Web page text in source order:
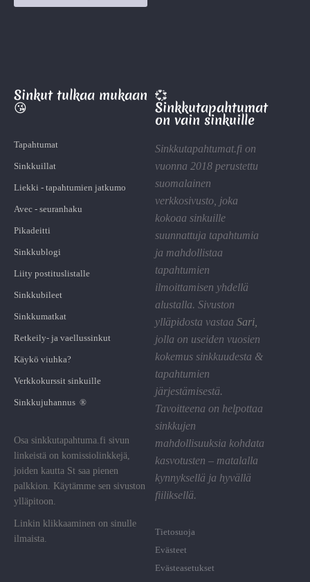
Sinkut tulkaa mukaan
😘
Tapahtumat
Sinkkuillat
Liekki - tapahtumien jatkumo
Avec - seuranhaku
Pikadeitti
Sinkkublogi
Liity postituslistalle
Sinkkubileet
Sinkkumatkat
Retkeily- ja vaellussinkut
Käykö viuhka?
Verkkokurssit sinkuille
Sinkkujuhannus ®
Osa sinkkutapahtuma.fi sivun
linkeistä on komissiolinkkejä,
joiden kautta St saa pienen
palkkion. Käytämme sen sivuston
ylläpitoon.
Linkin klikkaaminen on sinulle
ilmaista.
💞
Sinkkutapahtumat
on vain sinkuille
Sinkkutapahtumat.fi on
vuonna 2018 perustettu
suomalainen
verkkosivusto, joka
kokoaa sinkuille
suunnattuja tapahtumia
ja mahdollistaa
tapahtumien
ilmoittamisen yhdellä
alustalla. Sivuston
ylläpidosta vastaa Sari,
jolla on useiden vuosien
kokemus sinkkuudesta &
tapahtumien
järjestämisestä.
Tavoitteena on helpottaa
sinkkujen
mahdollisuuksia kohdata
kasvotusten – matalalla
kynnyksellä ja hyvällä
fiiliksellä.
Tietosuoja
Evästeet
Evästeasetukset